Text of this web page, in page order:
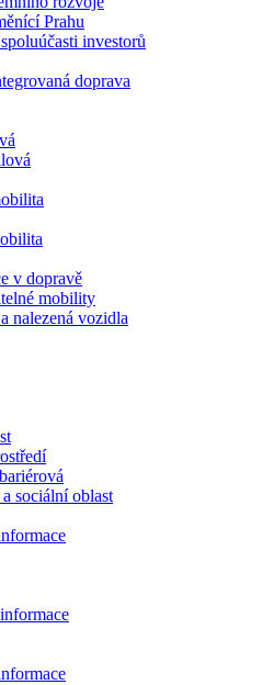
Prahu
investorů
doprava
v dopravě
mobility
nalezená vozidla
sociální oblast